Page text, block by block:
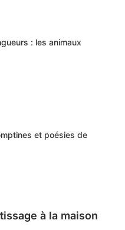
: les animaux
et poésies de
à la maison